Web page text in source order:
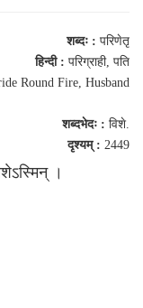
शब्‍दः : परिणेतृ
हिन्दी : परिग्राही, पति
Round Fire, Husband
शब्‍दभेदः : विशे.
दृश्यम् : 2449
।